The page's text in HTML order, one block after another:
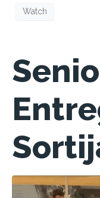
Watch